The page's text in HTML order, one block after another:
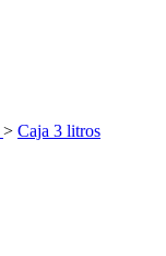
> Caja 3 litros